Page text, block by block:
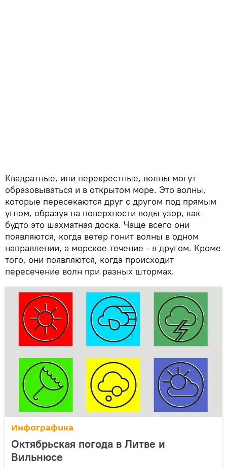
Квадратные, или перекрестные, волны могут
образовываться и в открытом море. Это волны,
которые пересекаются друг с другом под прямым
углом, образуя на поверхности воды узор, как
будто это шахматная доска. Чаще всего они
появляются, когда ветер гонит волны в одном
направлении, а морское течение - в другом. Кроме
того, они появляются, когда происходит
пересечение волн при разных штормах.
Инфографика
Октябрьская погода в Литве и
Вильнюсе